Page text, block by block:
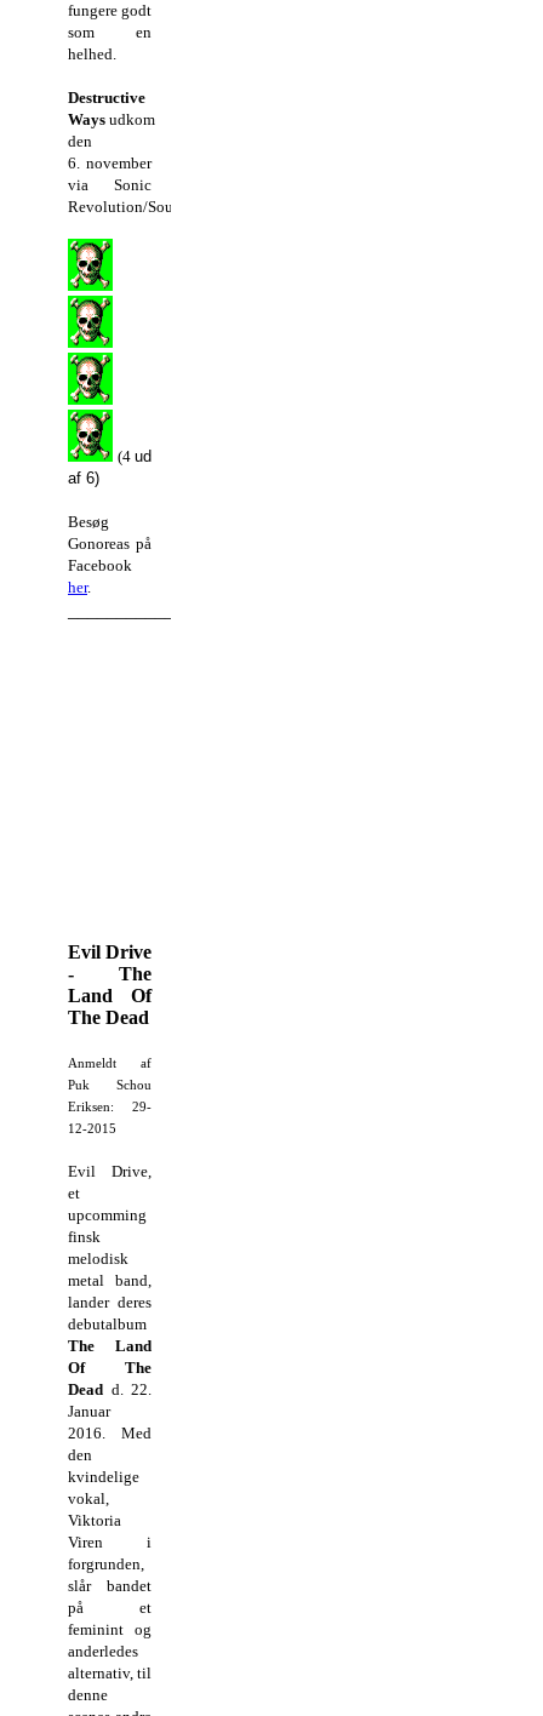
fungere godt
som en
helhed.
Destructive
Ways udkom
den
6. november
via Sonic
Revolution/Soulfood.
(4ud
af 6)
Besøg
Gonoreas på
Facebook
her.
Evil Drive
- The
Land Of
The Dead
Anmeldt af
Puk Schou
Eriksen: 29-
12-2015
Evil Drive,
et
upcomming
finsk
melodisk
metal band,
lander deres
debutalbum
The Land
Of The
Dead d. 22.
Januar
2016.Med
den
kvindelige
vokal,
Viktoria
Viren i
forgrunden,
slår bandet
på et
feminint og
anderledes
alternativ, til
denne